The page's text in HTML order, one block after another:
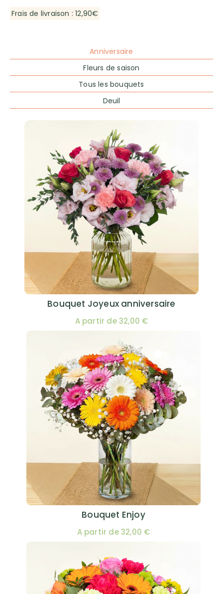
Frais de livraison : 12,90€
Anniversaire
Fleurs de saison
Tous les bouquets
Deuil
Bouquet Joyeux anniversaire
A partir de 32,00 €
Bouquet Enjoy
A partir de 32,00 €